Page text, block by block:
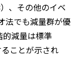
、その他のイベ
法でも減量群が優
減量は標準
ことが示され